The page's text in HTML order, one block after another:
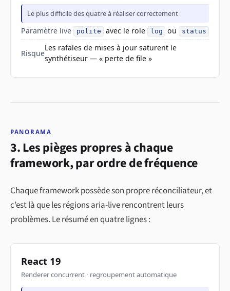
Le plus difficile des quatre à réaliser correctement
Paramètre live polite avec le role log ou status
Risque
Les rafales de mises à jour saturent le
synthétiseur — « perte de file »
PANORAMA
3. Les pièges propres à chaque
framework, par ordre de fréquence
Chaque framework possède son propre réconciliateur, et
c’est là que les régions aria-live rencontrent leurs
problèmes. Le résumé en quatre lignes :
React 19
Renderer concurrent · regroupement automatique